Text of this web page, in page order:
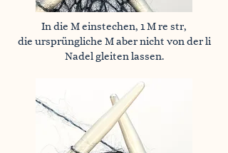
In die M einstechen, 1 M re str,
die ursprüngliche M aber nicht von der li
Nadel gleiten lassen.